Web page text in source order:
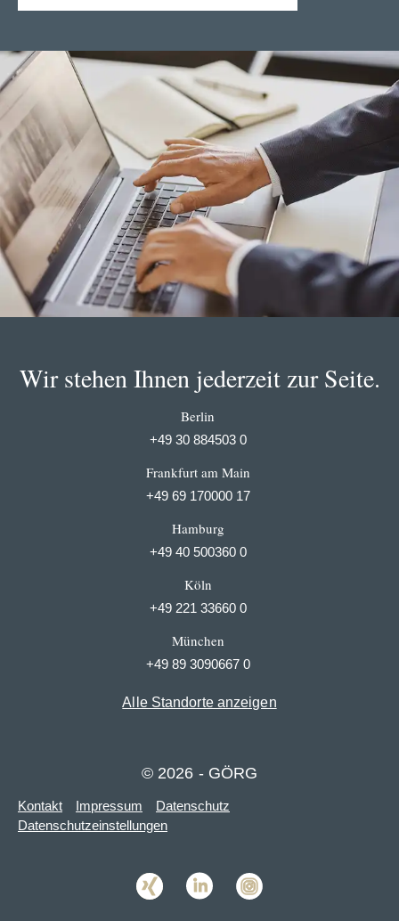
Wir stehen Ihnen jederzeit zur Seite.
Berlin
+49 30 884503 0
Frankfurt am Main
+49 69 170000 17
Hamburg
+49 40 500360 0
Köln
+49 221 33660 0
München
+49 89 3090667 0
Alle Standorte anzeigen
© 2026 - GÖRG
Kontakt Impressum
Datenschutz
Datenschutzeinstellungen